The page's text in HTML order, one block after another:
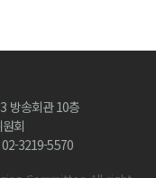
방송회관 10층
회
02-3219-5570